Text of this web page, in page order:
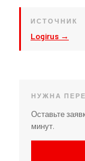
ИСТОЧНИК
Logirus →
НУЖНА
Оставьте
минут.